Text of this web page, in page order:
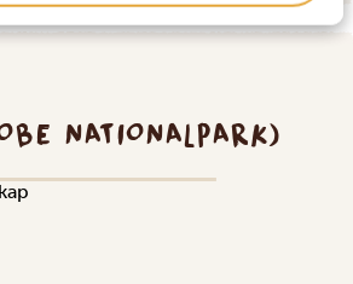
NATIONALPARK)